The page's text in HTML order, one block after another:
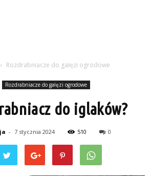
Rozdrabniacze do gałęzi ogrodowe
Rozdrabniacze do gałęzi ogrodowe
do iglaków?
- 7 stycznia 2024 510 0